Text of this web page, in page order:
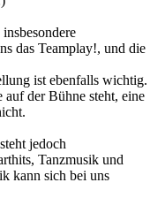
das Teamplay!, und die
ist ebenfalls wichtig.
der Bühne steht, eine
jedoch
Tanzmusik und
kann sich bei uns